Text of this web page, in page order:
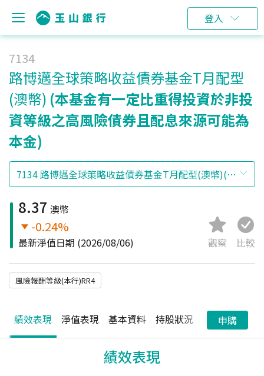
登入
7134
路博邁全球策略收益債券基金T月配型
(澳幣) (本基金有一定比重得投資於非投
資等級之高風險債券且配息來源可能為
本金)
8.37 澳幣
-0.24%
最新淨值日期 (2026/08/06) 觀察 比較
風險報酬等級(本行)RR4
績效表現 淨值表現 基本資料 持股狀況 配息狀況
申購
績效表現